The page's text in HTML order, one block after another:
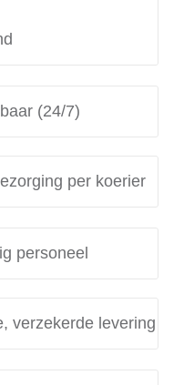
(24/7)
per koerier
personeel
verzekerde levering